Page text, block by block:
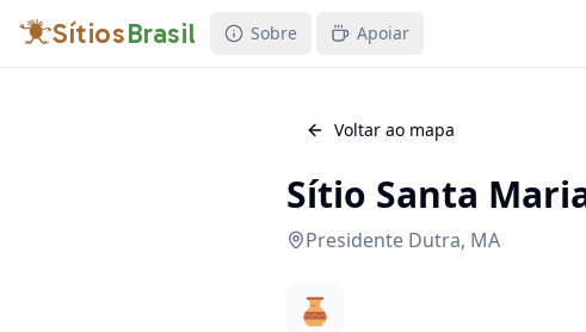
SítiosBrasil Sobre Apoiar
Voltar ao mapa
Sítio Santa
Presidente Dutra, MA